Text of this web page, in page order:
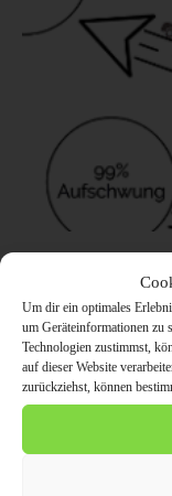
Um dir ein optimales
um Geräteinformationen zu
Technologien zustimmst,
auf dieser Website
zurückziehst, können
Ihrer
Innovationen
ALLGEMEIN
Ihr Unternehmen kann
und von über 180
Markenbekanntheit